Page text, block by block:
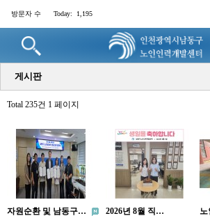
방문자 수 Today: 1,195
게시판
Total 235건 1 페이지
자원순환 및 남동구…
2026년 8월 직…
노